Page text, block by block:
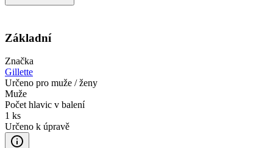
Základní
Značka
Gillette
Určeno pro muže / ženy
Muže
Počet hlavic v balení
1 ks
Určeno k úpravě